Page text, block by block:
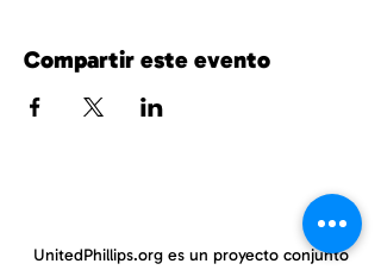
Compartir este evento
UnitedPhillips.org es un proyecto conjunto